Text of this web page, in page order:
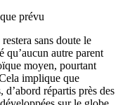
prévu
sans doute le
qu’aucun autre parent
moyen, pourtant
implique que
d’abord répartis près des